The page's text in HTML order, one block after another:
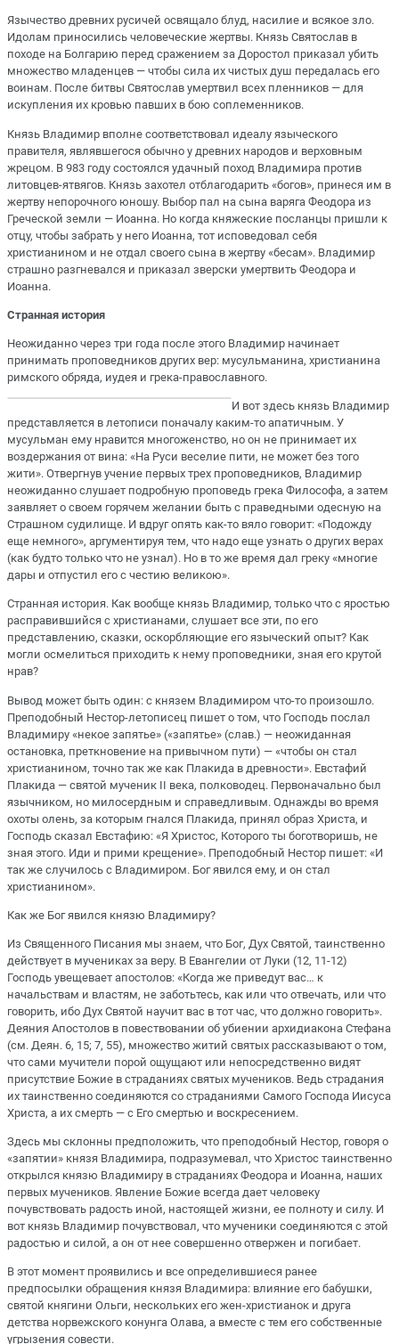
Язычество древних русичей освящало блуд, насилие и всякое зло.
Идолам приносились человеческие жертвы. Князь Святослав в
походе на Болгарию перед сражением за Доростол приказал убить
множество младенцев — чтобы сила их чистых душ передалась его
воинам. После битвы Святослав умертвил всех пленников — для
искупления их кровью павших в бою соплеменников.
Князь Владимир вполне соответствовал идеалу языческого
правителя, являвшегося обычно у древних народов и верховным
жрецом. В 983 году состоялся удачный поход Владимира против
литовцев-ятвягов. Князь захотел отблагодарить «богов», принеся им в
жертву непорочного юношу. Выбор пал на сына варяга Феодора из
Греческой земли — Иоанна. Но когда княжеские посланцы пришли к
отцу, чтобы забрать у него Иоанна, тот исповедовал себя
христианином и не отдал своего сына в жертву «бесам». Владимир
страшно разгневался и приказал зверски умертвить Феодора и
Иоанна.
Странная история
Неожиданно через три года после этого Владимир начинает
принимать проповедников других вер: мусульманина, христианина
римского обряда, иудея и грека-православного.
И вот здесь князь Владимир
представляется в летописи поначалу каким-то апатичным. У
мусульман ему нравится многоженство, но он не принимает их
воздержания от вина: «На Руси веселие пити, не может без того
жити». Отвергнув учение первых трех проповедников, Владимир
неожиданно слушает подробную проповедь грека Философа, а затем
заявляет о своем горячем желании быть с праведными одесную на
Страшном судилище. И вдруг опять как-то вяло говорит: «Подожду
еще немного», аргументируя тем, что надо еще узнать о других верах
(как будто только что не узнал). Но в то же время дал греку «многие
дары и отпустил его с честию великою».
Странная история. Как вообще князь Владимир, только что с яростью
расправившийся с христианами, слушает все эти, по его
представлению, сказки, оскорбляющие его языческий опыт? Как
могли осмелиться приходить к нему проповедники, зная его крутой
нрав?
Вывод может быть один: с князем Владимиром что-то произошло.
Преподобный Нестор-летописец пишет о том, что Господь послал
Владимиру «некое запятье» («запятье» (слав.) — неожиданная
остановка, преткновение на привычном пути) — «чтобы он стал
христианином, точно так же как Плакида в древности». Евстафий
Плакида — святой мученик II века, полководец. Первоначально был
язычником, но милосердным и справедливым. Однажды во время
охоты олень, за которым гнался Плакида, принял образ Христа, и
Господь сказал Евстафию: «Я Христос, Которого ты боготворишь, не
зная этого. Иди и прими крещение». Преподобный Нестор пишет: «И
так же случилось с Владимиром. Бог явился ему, и он стал
христианином».
Как же Бог явился князю Владимиру?
Из Священного Писания мы знаем, что Бог, Дух Святой, таинственно
действует в мучениках за веру. В Евангелии от Луки (12, 11-12)
Господь увещевает апостолов: «Когда же приведут вас… к
начальствам и властям, не заботьтесь, как или что отвечать, или что
говорить, ибо Дух Святой научит вас в тот час, что должно говорить».
Деяния Апостолов в повествовании об убиении архидиакона Стефана
(см. Деян. 6, 15; 7, 55), множество житий святых рассказывают о том,
что сами мучители порой ощущают или непосредственно видят
присутствие Божие в страданиях святых мучеников. Ведь страдания
их таинственно соединяются со страданиями Самого Господа Иисуса
Христа, а их смерть — с Его смертью и воскресением.
Здесь мы склонны предположить, что преподобный Нестор, говоря о
«запятии» князя Владимира, подразумевал, что Христос таинственно
открылся князю Владимиру в страданиях Феодора и Иоанна, наших
первых мучеников. Явление Божие всегда дает человеку
почувствовать радость иной, настоящей жизни, ее полноту и силу. И
вот князь Владимир почувствовал, что мученики соединяются с этой
радостью и силой, а он от нее совершенно отвержен и погибает.
В этот момент проявились и все определившиеся ранее
предпосылки обращения князя Владимира: влияние его бабушки,
святой княгини Ольги, нескольких его жен-христианок и друга
детства норвежского конунга Олава, а вместе с тем его собственные
угрызения совести.